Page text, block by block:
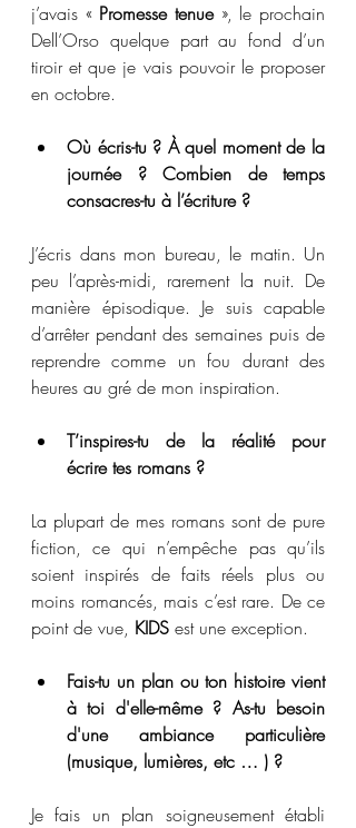
j’avais « Promesse tenue », le prochain
Dell’Orso quelque part au fond d’un
tiroir et que je vais pouvoir le proposer
en octobre.
Où écris-tu ? À quel moment de la
journée ? Combien de temps
consacres-tu à l’écriture ?
J’écris dans mon bureau, le matin. Un
peu l’après-midi, rarement la nuit. De
manière épisodique. Je suis capable
d’arrêter pendant des semaines puis de
reprendre comme un fou durant des
heures au gré de mon inspiration.
T’inspires-tu de la réalité pour
écrire tes romans ?
La plupart de mes romans sont de pure
fiction, ce qui n’empêche pas qu’ils
soient inspirés de faits réels plus ou
moins romancés, mais c’est rare. De ce
point de vue, KIDS est une exception.
Fais-tu un plan ou ton histoire vient
à toi d'elle-même ? As-tu besoin
d'une ambiance particulière
(musique, lumières, etc … ) ?
Je fais un plan soigneusement établi